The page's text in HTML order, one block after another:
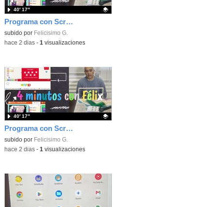
Programa con Scratch, 8 diferentes juegos para vivir la emoción de los partidos de España en el mundial 2026
Contenido educativo.
subido por Felicisimo G.
40′ 17″
-hace 2 dias- 1 visualizaciones
Programa con Scratch juegos con los partidos del mundial 2026 ganados por España
Contenido educativo.
subido por Felicisimo G.
40′ 17″
-hace 2 dias- 1 visualizaciones